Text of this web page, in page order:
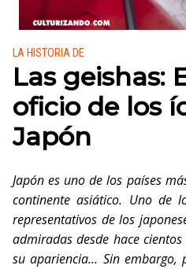
Publicado en:
LA HISTORIA DE
Las geishas:
oficio de los
Japón
Japón es uno de los países
continente asiático. Uno de
representativos de los
admiradas desde hace
su apariencia… Sin embargo,